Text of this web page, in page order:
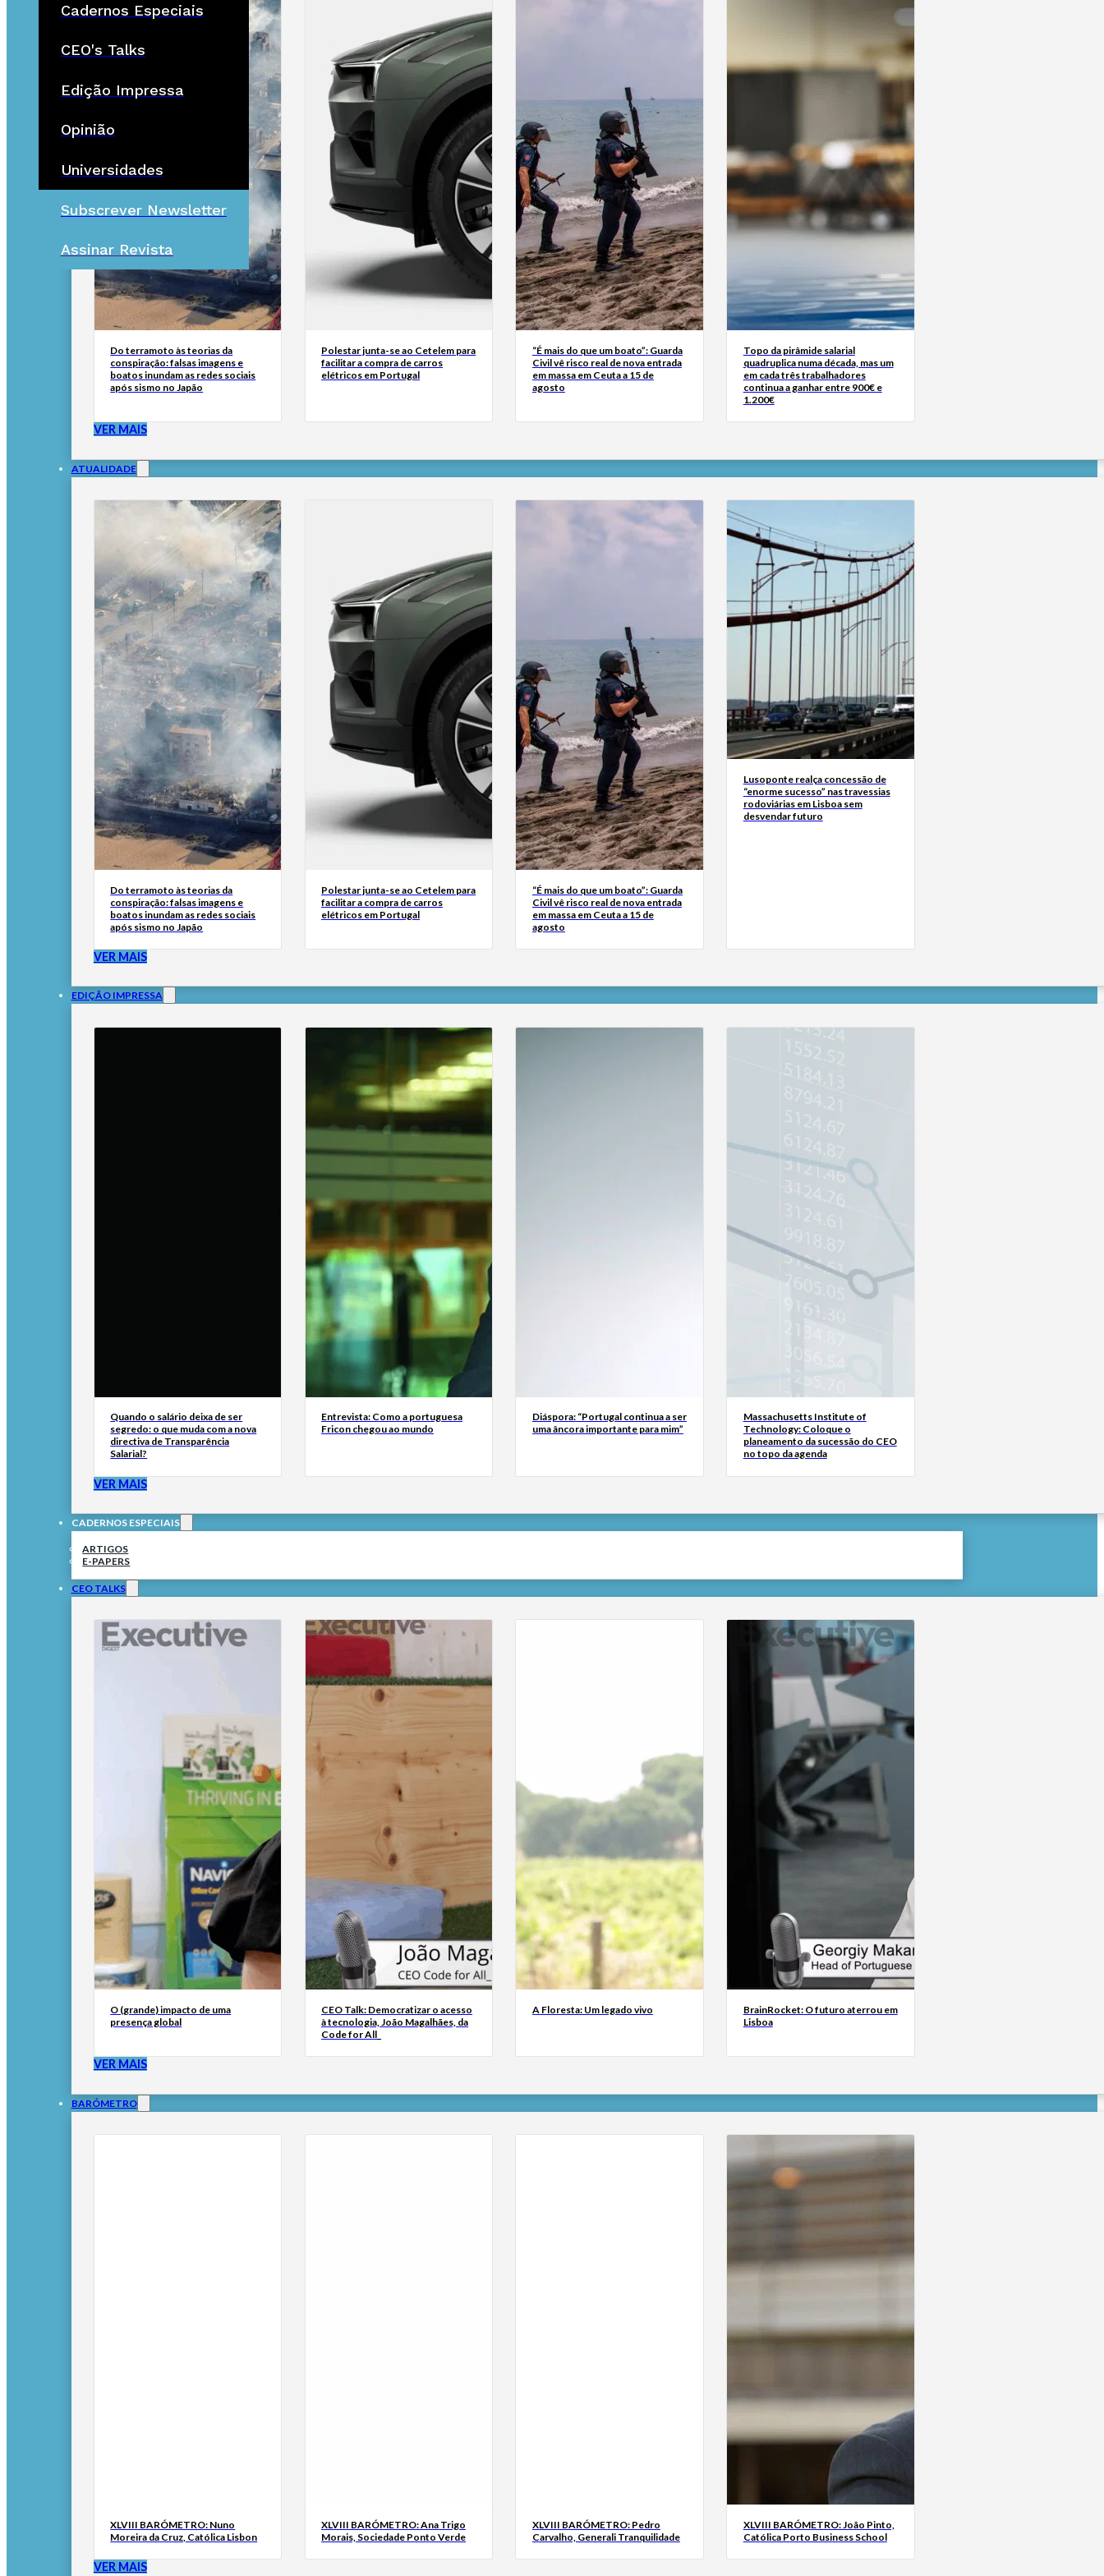
Cadernos Especiais
CEO's Talks
Edição Impressa
Opinião
Universidades
Subscrever Newsletter
Assinar Revista
Do terramoto às teorias da
conspiração: falsas imagens e
boatos inundam as redes sociais
após sismo no Japão
Polestar junta-se ao Cetelem para
facilitar a compra de carros
elétricos em Portugal
“É mais do que um boato”: Guarda
Civil vê risco real de nova entrada
em massa em Ceuta a 15 de
agosto
Topo da pirâmide salarial
quadruplica numa década, mas um
em cada três trabalhadores
continua a ganhar entre 900€ e
1.200€
VER MAIS
ATUALIDADE
Do terramoto às teorias da
conspiração: falsas imagens e
boatos inundam as redes sociais
após sismo no Japão
Polestar junta-se ao Cetelem para
facilitar a compra de carros
elétricos em Portugal
“É mais do que um boato”: Guarda
Civil vê risco real de nova entrada
em massa em Ceuta a 15 de
agosto
Lusoponte realça concessão de
“enorme sucesso” nas travessias
rodoviárias em Lisboa sem
desvendar futuro
VER MAIS
EDIÇÃO IMPRESSA
Quando o salário deixa de ser
segredo: o que muda com a nova
directiva de Transparência
Salarial?
Entrevista: Como a portuguesa
Fricon chegou ao mundo
Diáspora: “Portugal continua a ser
uma âncora importante para mim”
Massachusetts Institute of
Technology: Coloque o
planeamento da sucessão do CEO
no topo da agenda
VER MAIS
CADERNOS ESPECIAIS
ARTIGOS
E-PAPERS
CEO TALKS
O (grande) impacto de uma
presença global
CEO Talk: Democratizar o acesso
à tecnologia, João Magalhães, da
Code for All_
A Floresta: Um legado vivo
BrainRocket: O futuro aterrou em
Lisboa
VER MAIS
BARÓMETRO
XLVIII BARÓMETRO: Nuno
Moreira da Cruz, Católica Lisbon
XLVIII BARÓMETRO: Ana Trigo
Morais, Sociedade Ponto Verde
XLVIII BARÓMETRO: Pedro
Carvalho, Generali Tranquilidade
XLVIII BARÓMETRO: João Pinto,
Católica Porto Business School
VER MAIS